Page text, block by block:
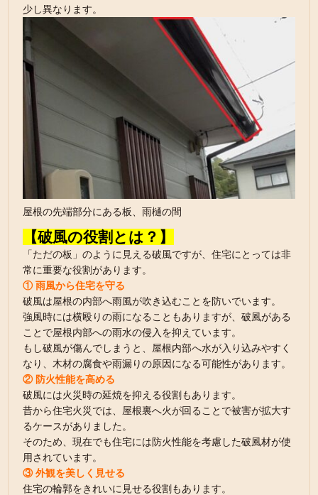
少し異なります。
屋根の先端部分にある板、雨樋の間
【破風の役割とは？】
「ただの板」のように見える破風ですが、住宅にとっては非
常に重要な役割があります。
① 雨風から住宅を守る
破風は屋根の内部へ雨風が吹き込むことを防いでいます。
強風時には横殴りの雨になることもありますが、破風がある
ことで屋根内部への雨水の侵入を抑えています。
もし破風が傷んでしまうと、屋根内部へ水が入り込みやすく
なり、木材の腐食や雨漏りの原因になる可能性があります。
② 防火性能を高める
破風には火災時の延焼を抑える役割もあります。
昔から住宅火災では、屋根裏へ火が回ることで被害が拡大す
るケースがありました。
そのため、現在でも住宅には防火性能を考慮した破風材が使
用されています。
③ 外観を美しく見せる
住宅の輪郭をきれいに見せる役割もあります。